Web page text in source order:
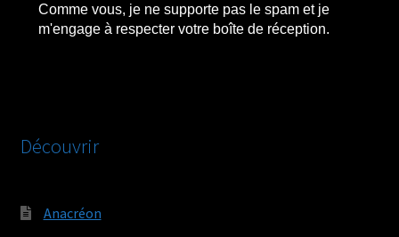
Comme vous, je ne supporte pas le spam et je
m'engage à respecter votre boîte de réception.
Découvrir
Anacréon